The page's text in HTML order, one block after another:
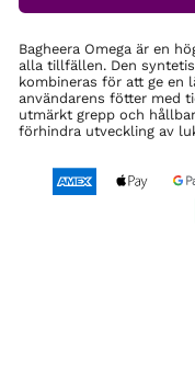
Bagheera Omega är en
alla tillfällen. Den
kombineras för att ge en
användarens fötter med
utmärkt grepp och
förhindra utveckling av